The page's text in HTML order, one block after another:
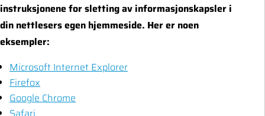
instruksjonene for sletting av informasjonskapsler i
din nettlesers egen hjemmeside. Her er noen
eksempler:
Microsoft Internet Explorer
Firefox
Google Chrome